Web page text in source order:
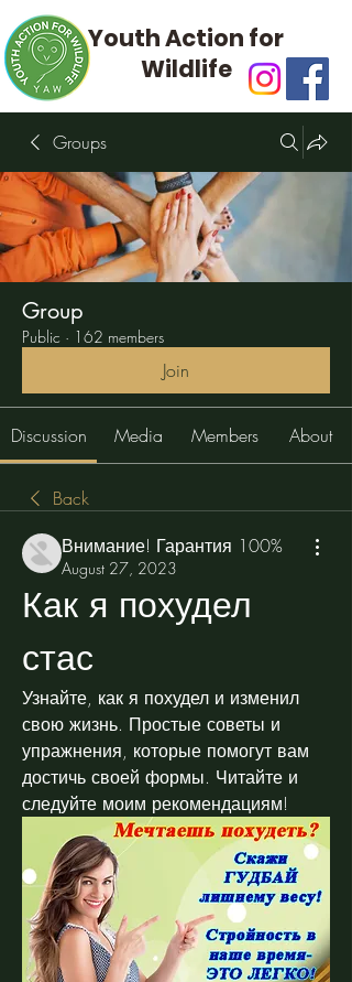
Youth Action for
Wildlife
Groups
Group
Public · 162 members
Join
Discussion Media Members About
Back
Внимание! Гарантия 100%
August 27, 2023
Как я похудел
стас
Узнайте, как я похудел и изменил
свою жизнь. Простые советы и
упражнения, которые помогут вам
достичь своей формы. Читайте и
следуйте моим рекомендациям!